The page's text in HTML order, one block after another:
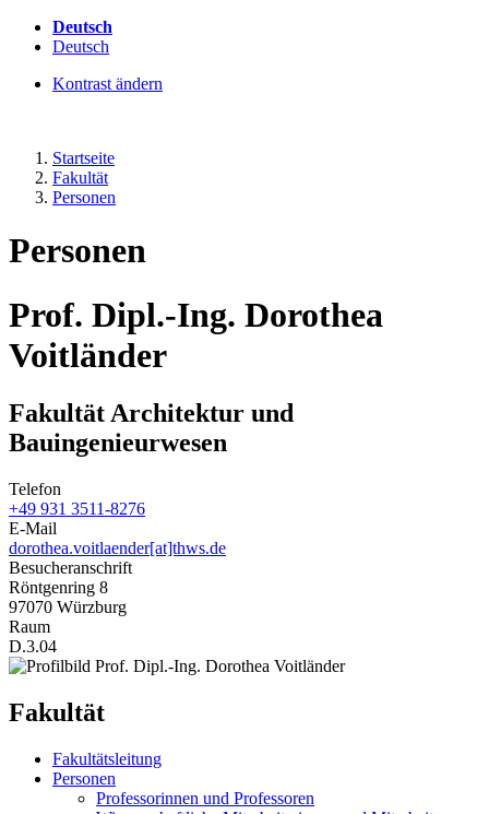
Deutsch
Deutsch
Kontrast ändern
Startseite
Fakultät
Personen
Personen
Prof. Dipl.-Ing. Dorothea
Voitländer
Fakultät Architektur und
Bauingenieurwesen
Telefon
+49 931 3511-8276
E-Mail
dorothea.voitlaender[at]thws.de
Besucheranschrift
Röntgenring 8
97070 Würzburg
Raum
D.3.04
Fakultät
Fakultätsleitung
Personen
Professorinnen und Professoren